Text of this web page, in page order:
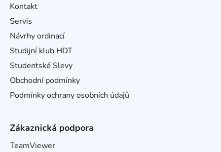
Kontakt
Servis
Návrhy ordinací
Studijní klub HDT
Studentské Slevy
Obchodní podmínky
Podmínky ochrany osobních údajů
Zákaznická podpora
TeamViewer